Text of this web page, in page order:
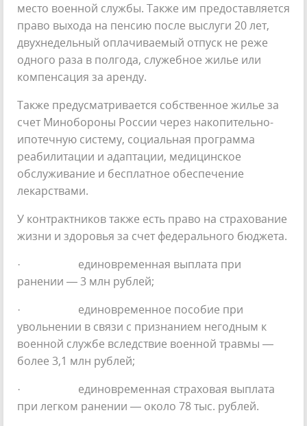
место военной службы. Также им предоставляется
право выхода на пенсию после выслуги 20 лет,
двухнедельный оплачиваемый отпуск не реже
одного раза в полгода, служебное жилье или
компенсация за аренду.
Также предусматривается собственное жилье за
счет Минобороны России через накопительно-
ипотечную систему, социальная программа
реабилитации и адаптации, медицинское
обслуживание и бесплатное обеспечение
лекарствами.
У контрактников также есть право на страхование
жизни и здоровья за счет федерального бюджета.
· единовременная выплата при
ранении — 3 млн рублей;
· единовременное пособие при
увольнении в связи с признанием негодным к
военной службе вследствие военной травмы —
более 3,1 млн рублей;
· единовременная страховая выплата
при легком ранении — около 78 тыс. рублей.